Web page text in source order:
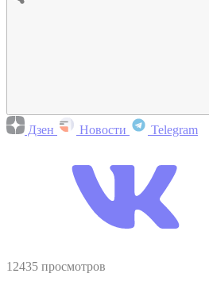
Дзен Новости Telegram
12435 просмотров